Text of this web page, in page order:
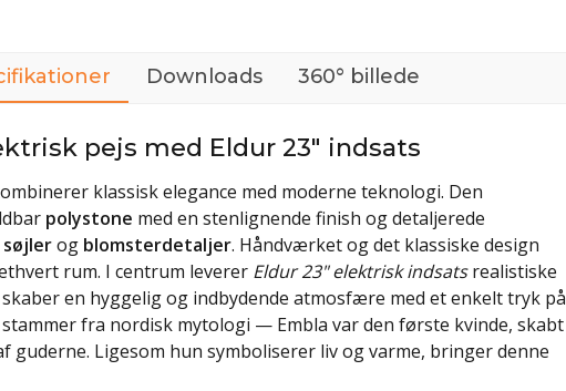
Downloads 360° billede
pejs med Eldur 23" indsats
klassisk elegance med moderne teknologi. Den
polystone med en stenlignende finish og detaljerede
søjlerog blomsterdetaljer. Håndværket og det klassiske design
rum. I centrum leverer Eldur 23" elektrisk indsatsrealistiske
en hyggelig og indbydende atmosfære med et enkelt tryk på
fra nordisk mytologi — Embla var den første kvinde, skabt
guderne. Ligesom hun symboliserer liv og varme, bringer denne